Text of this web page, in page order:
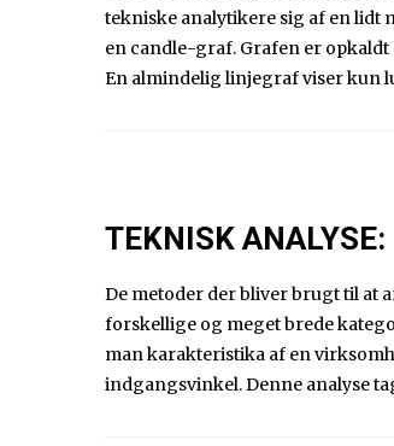
tekniske analytikere sig af en lidt
en candle-graf. Grafen er
En almindelig linjegraf viser kun
TEKNISK
De metoder der bliver brugt til at
forskellige og meget brede
man karakteristika af en
indgangsvinkel. Denne analyse